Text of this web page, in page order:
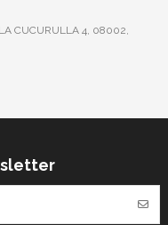
CUCURULLA 4, 08002,